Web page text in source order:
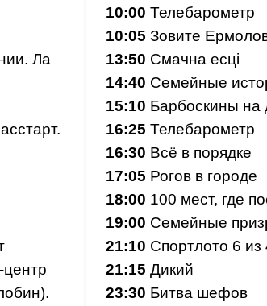
Ла
10:00 Телебарометр
10:05 Зовите
13:50 Смачна есцi
14:40 Семейные
15:10 Барбоскины на
16:25 Телебарометр
16:30 Всё в порядке
17:05 Рогов в городе
18:00 100 мест, где
19:00 Семейные
21:10 Спортлото 6
21:15 Дикий
23:30 Битва шефов